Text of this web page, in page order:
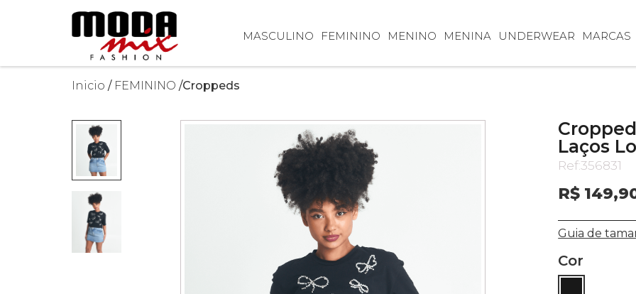
MARCAS
MASCULINO FEMININO MENINO MENINA UNDERWEAR
Inicio FEMININO Croppeds
Laços
Ref:356831
R$
Guia de
Cor